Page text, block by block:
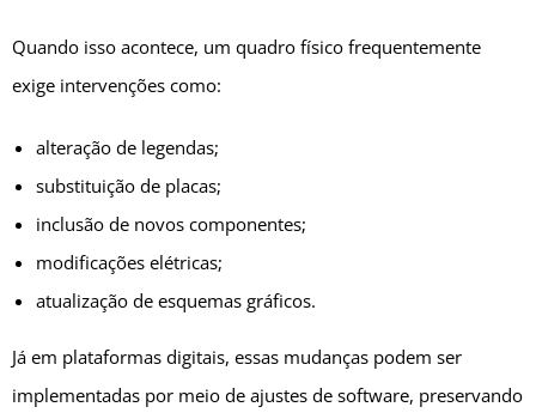
Quando isso acontece, um quadro físico frequentemente
exige intervenções como:
alteração de legendas;
substituição de placas;
inclusão de novos componentes;
modificações elétricas;
atualização de esquemas gráficos.
Já em plataformas digitais, essas mudanças podem ser
implementadas por meio de ajustes de software, preservando